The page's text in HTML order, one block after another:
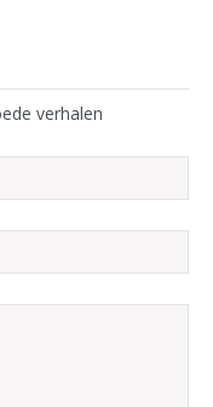
verhalen